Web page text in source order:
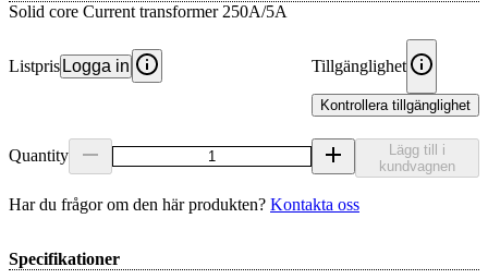
Solid core Current transformer 250A/5A
Listpris Logga in Tillgänglighet
Kontrollera tillgänglighet
Quantity
Lägg till i
kundvagnen
Har du frågor om den här produkten? Kontakta oss
Specifikationer